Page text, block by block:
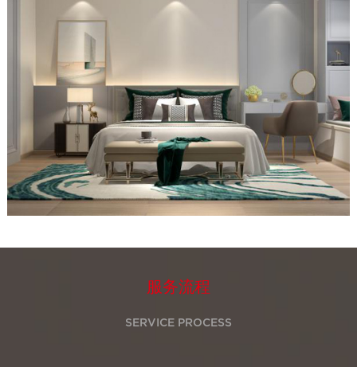
服务流程
SERVICE PROCESS